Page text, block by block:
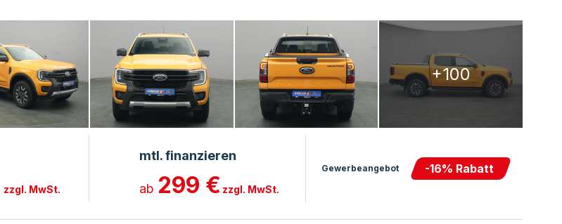
+100
zzgl. MwSt.
mtl. finanzieren
ab 299 € zzgl. MwSt.
Gewerbeangebot -16% Rabatt